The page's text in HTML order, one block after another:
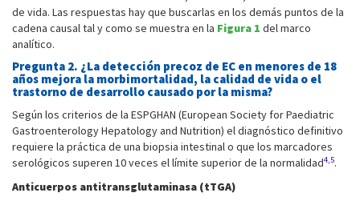
de vida. Las respuestas hay que buscarlas en los demás puntos de la
cadena causal tal y como se muestra en la Figura 1 del marco
analítico.
Pregunta 2. ¿La detección precoz de EC en menores de 18
años mejora la morbimortalidad, la calidad de vida o el
trastorno de desarrollo causado por la misma?
Según los criterios de la ESPGHAN (European Society for Paediatric
Gastroenterology Hepatology and Nutrition) el diagnóstico definitivo
requiere la práctica de una biopsia intestinal o que los marcadores
serológicos superen 10 veces el límite superior de la normalidad4,5.
Anticuerpos antitransglutaminasa (tTGA)